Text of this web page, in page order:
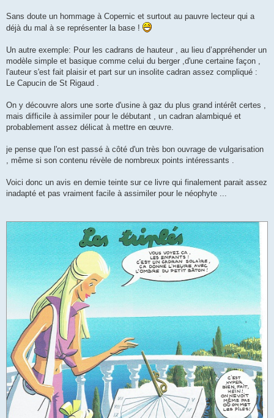
Sans doute un hommage à Copernic et surtout au pauvre lecteur qui a
déjà du mal à se représenter la base !
Un autre exemple: Pour les cadrans de hauteur , au lieu d’appréhender un
modèle simple et basique comme celui du berger ,d'une certaine façon ,
l'auteur s'est fait plaisir et part sur un insolite cadran assez compliqué :
Le Capucin de St Rigaud .
On y découvre alors une sorte d'usine à gaz du plus grand intérêt certes ,
mais difficile à assimiler pour le débutant , un cadran alambiqué et
probablement assez délicat à mettre en œuvre.
je pense que l'on est passé à côté d'un très bon ouvrage de vulgarisation
, même si son contenu révèle de nombreux points intéressants .
Voici donc un avis en demie teinte sur ce livre qui finalement parait assez
inadapté et pas vraiment facile à assimiler pour le néophyte ...